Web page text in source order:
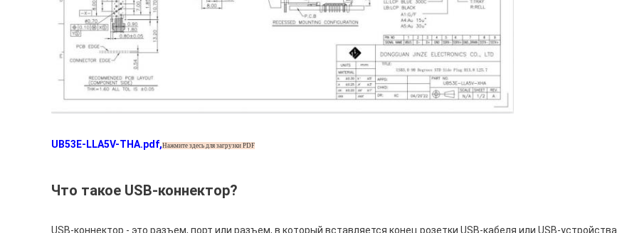
UB53E-LLA5V-THA.pdf,Нажмите здесь для загрузки PDF
Что такое USB-коннектор?
USB-коннектор - это разъем, порт или разъем, в который вставляется конец розетки USB-кабеля или USB-устройства.